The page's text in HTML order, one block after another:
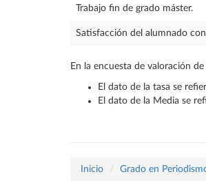
Trabajo fin de grado máster.
Satisfacción del alumnado
En la encuesta de valoración
El dato de la tasa se
El dato de la Media se
Inicio Grado en